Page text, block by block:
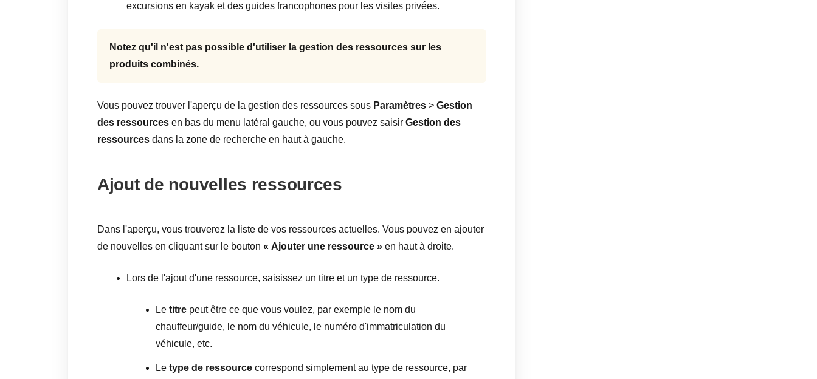
excursions en kayak et des guides francophones pour les visites privées.
Notez qu'il n'est pas possible d'utiliser la gestion des ressources sur les
produits combinés.
Vous pouvez trouver l'aperçu de la gestion des ressources sous Paramètres > Gestion
des ressources en bas du menu latéral gauche, ou vous pouvez saisir Gestion des
ressources dans la zone de recherche en haut à gauche.
Ajout de nouvelles ressources
Dans l'aperçu, vous trouverez la liste de vos ressources actuelles. Vous pouvez en ajouter
de nouvelles en cliquant sur le bouton « Ajouter une ressource » en haut à droite.
Lors de l'ajout d'une ressource, saisissez un titre et un type de ressource.
Le titre peut être ce que vous voulez, par exemple le nom du
chauffeur/guide, le nom du véhicule, le numéro d'immatriculation du
véhicule, etc.
Le type de ressource correspond simplement au type de ressource, par